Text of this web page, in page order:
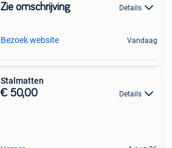
Zie omschrijving Details
Bezoek website Vandaag
Stalmatten
€ 50,00 Details